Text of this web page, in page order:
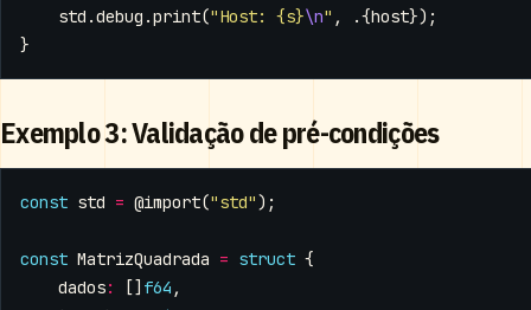
std .debug .print("Host: {s}\n" , .{host});
}
Exemplo 3: Validação de pré-condições
const std = @import("std");
const MatrizQuadrada = struct {
dados: [] f64 ,